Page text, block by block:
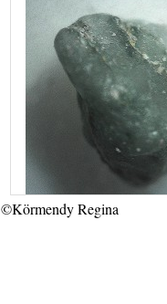
©Körmendy Regina